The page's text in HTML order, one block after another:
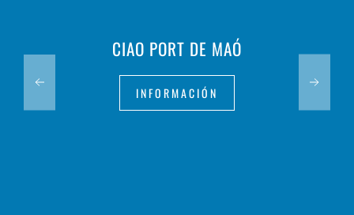
CIAO PORT DE MAÓ
INFORMACIÓN